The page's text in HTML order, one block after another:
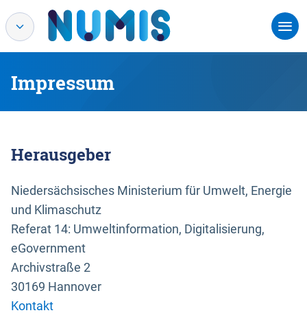
Impressum
Herausgeber
Niedersächsisches Ministerium für Umwelt, Energie
und Klimaschutz
Referat 14: Umweltinformation, Digitalisierung,
eGovernment
Archivstraße 2
30169 Hannover
Kontakt